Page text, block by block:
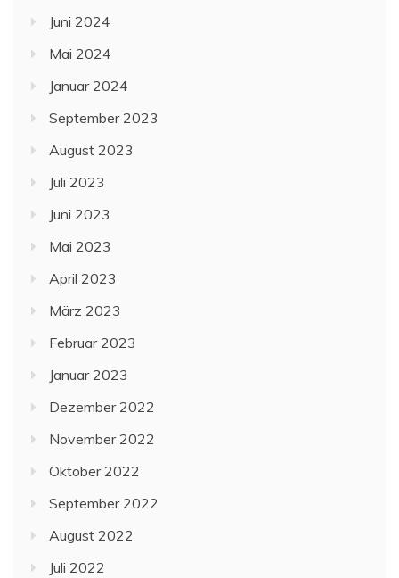
Juni 2024
Mai 2024
Januar 2024
September 2023
August 2023
Juli 2023
Juni 2023
Mai 2023
April 2023
März 2023
Februar 2023
Januar 2023
Dezember 2022
November 2022
Oktober 2022
September 2022
August 2022
Juli 2022